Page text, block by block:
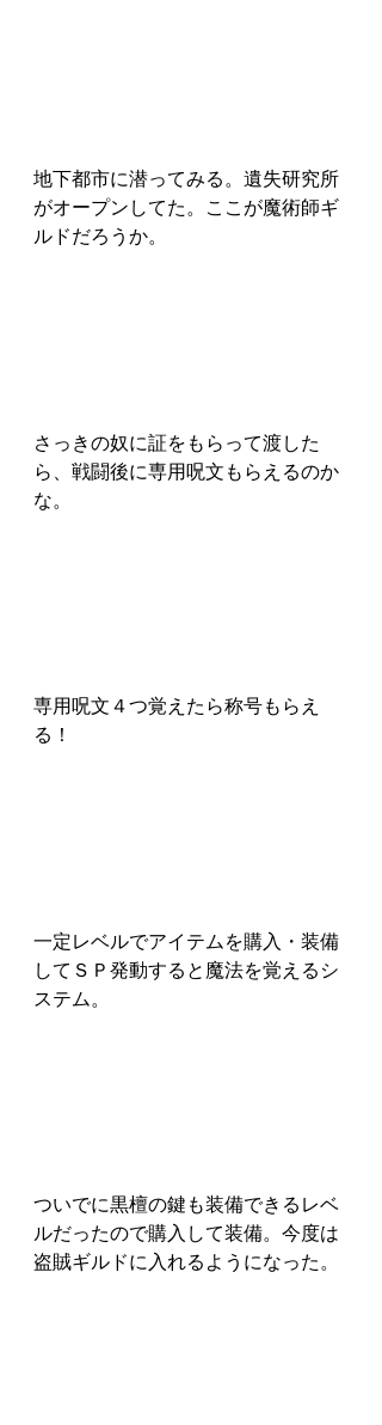
地下都市に潜ってみる。遺失研究所
がオープンしてた。ここが魔術師ギ
ルドだろうか。
さっきの奴に証をもらって渡した
ら、戦闘後に専用呪文もらえるのか
な。
専用呪文４つ覚えたら称号もらえ
る！
一定レベルでアイテムを購入・装備
してＳＰ発動すると魔法を覚えるシ
ステム。
ついでに黒檀の鍵も装備できるレベ
ルだったので購入して装備。今度は
盗賊ギルドに入れるようになった。